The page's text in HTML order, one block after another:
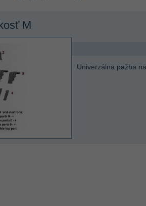
M
Univerzálna pažba